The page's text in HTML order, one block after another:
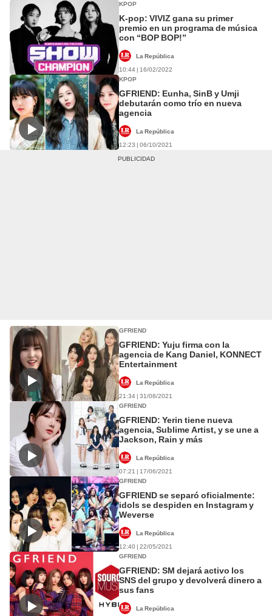
KPOP
K-pop: VIVIZ gana su primer
premio en un programa de música
con “BOP BOP!”
La República
10:44 | 16/02/2022
KPOP
GFRIEND: Eunha, SinB y Umji
debutarán como trío en nueva
agencia
La República
12:23 | 06/10/2021
GFRIEND
GFRIEND: Yuju firma con la
agencia de Kang Daniel, KONNECT
Entertainment
La República
21:34 | 31/08/2021
GFRIEND
GFRIEND: Yerin tiene nueva
agencia, Sublime Artist, y se une a
Jackson, Rain y más
La República
07:21 | 17/06/2021
GFRIEND
GFRIEND se separó oficialmente:
idols se despiden en Instagram y
Weverse
La República
12:40 | 22/05/2021
GFRIEND
GFRIEND: SM dejará activo los
SNS del grupo y devolverá dinero a
sus fans
La República